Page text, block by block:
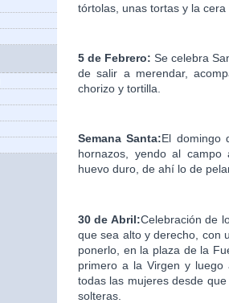
tórtolas, unas tortas y la cera
5 de Febrero:Se celebra
de salir a merendar,
chorizo y tortilla.
Semana Santa:El domingo
hornazos, yendo al
huevo duro, de ahí lo de
30 de Abril:Celebración de
que sea alto y derecho, con
ponerlo, en la plaza de la
primero a la Virgen y luego
todas las mujeres desde
solteras.